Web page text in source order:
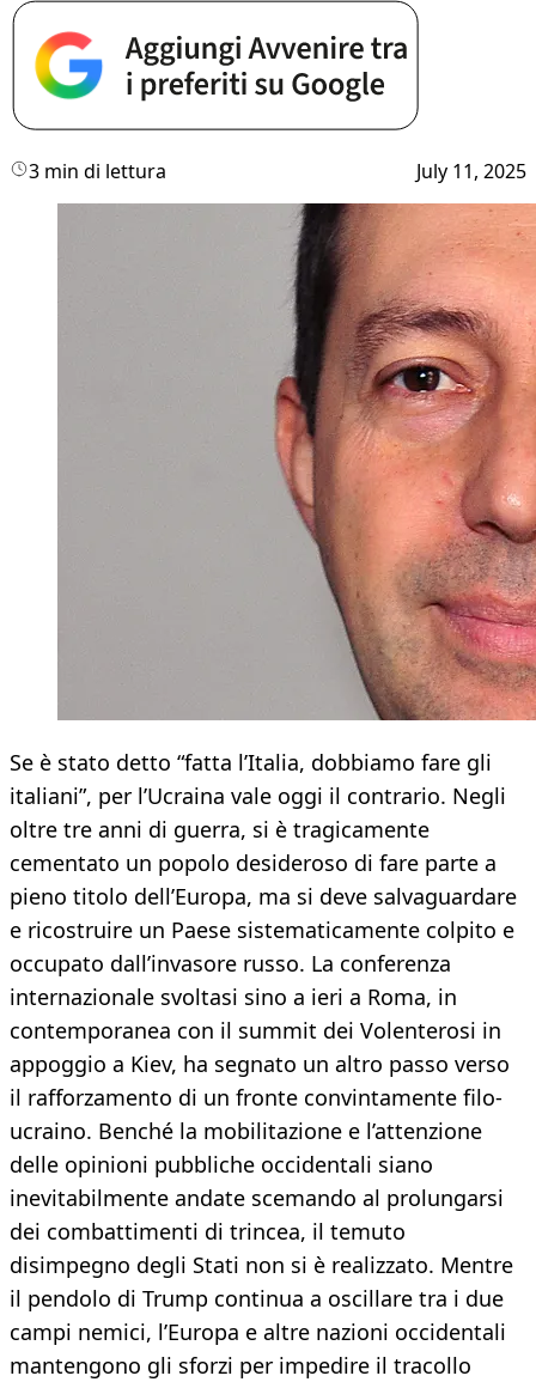
3 min di lettura July 11, 2025
Se è stato detto “fatta l’Italia, dobbiamo fare gli
italiani”, per l’Ucraina vale oggi il contrario. Negli
oltre tre anni di guerra, si è tragicamente
cementato un popolo desideroso di fare parte a
pieno titolo dell’Europa, ma si deve salvaguardare
e ricostruire un Paese sistematicamente colpito e
occupato dall’invasore russo. La conferenza
internazionale svoltasi sino a ieri a Roma, in
contemporanea con il summit dei Volenterosi in
appoggio a Kiev, ha segnato un altro passo verso
il rafforzamento di un fronte convintamente filo-
ucraino. Benché la mobilitazione e l’attenzione
delle opinioni pubbliche occidentali siano
inevitabilmente andate scemando al prolungarsi
dei combattimenti di trincea, il temuto
disimpegno degli Stati non si è realizzato. Mentre
il pendolo di Trump continua a oscillare tra i due
campi nemici, l’Europa e altre nazioni occidentali
mantengono gli sforzi per impedire il tracollo